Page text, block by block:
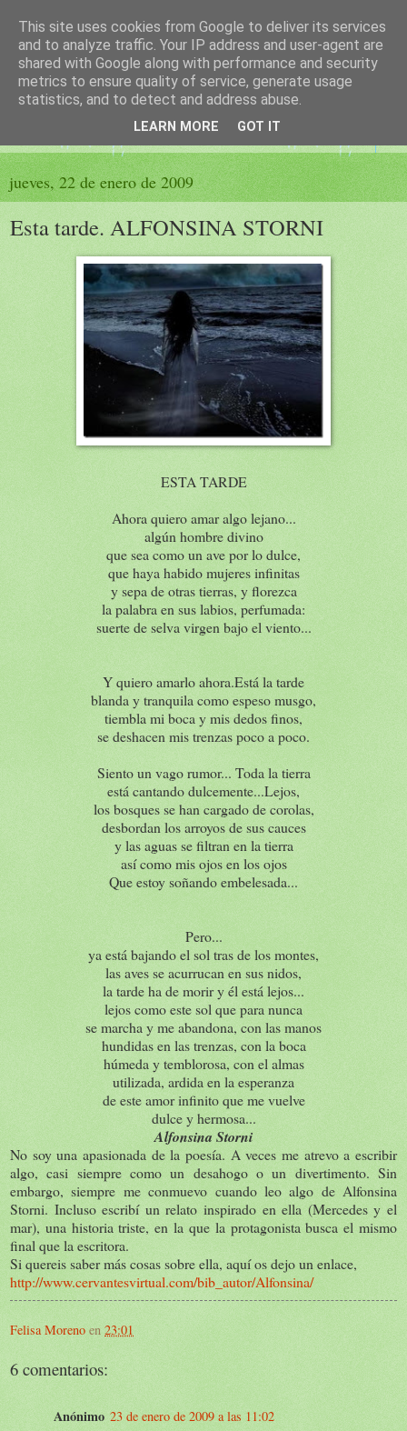
El sueño de las palabras
PÁGINA LITERARIA DE FELISA MORENO
jueves, 22 de enero de 2009
Esta tarde. ALFONSINA STORNI
ESTA TARDE
Ahora quiero amar algo lejano...
algún hombre divino
que sea como un ave por lo dulce,
que haya habido mujeres infinitas
y sepa de otras tierras, y florezca
la palabra en sus labios, perfumada:
suerte de selva virgen bajo el viento...
Y quiero amarlo ahora.Está la tarde
blanda y tranquila como espeso musgo,
tiembla mi boca y mis dedos finos,
se deshacen mis trenzas poco a poco.
Siento un vago rumor... Toda la tierra
está cantando dulcemente...Lejos,
los bosques se han cargado de corolas,
desbordan los arroyos de sus cauces
y las aguas se filtran en la tierra
así como mis ojos en los ojos
Que estoy soñando embelesada...
Pero...
ya está bajando el sol tras de los montes,
las aves se acurrucan en sus nidos,
la tarde ha de morir y él está lejos...
lejos como este sol que para nunca
se marcha y me abandona, con las manos
hundidas en las trenzas, con la boca
húmeda y temblorosa, con el almas
utilizada, ardida en la esperanza
de este amor infinito que me vuelve
dulce y hermosa...
Alfonsina Storni
No soy una apasionada de la poesía. A veces me atrevo a escribir
algo, casi siempre como un desahogo o un divertimento. Sin
embargo, siempre me conmuevo cuando leo algo de Alfonsina
Storni. Incluso escribí un relato inspirado en ella (Mercedes y el
mar), una historia triste, en la que la protagonista busca el mismo
final que la escritora.
Si quereis saber más cosas sobre ella, aquí os dejo un enlace,
http://www.cervantesvirtual.com/bib_autor/Alfonsina/
Felisa Moreno en 23:01
6 comentarios:
Anónimo 23 de enero de 2009 a las 11:02
This site uses cookies from Google to deliver its services
and to analyze traffic. Your IP address and user-agent are
shared with Google along with performance and security
metrics to ensure quality of service, generate usage
statistics, and to detect and address abuse.
LEARN MORE GOT IT